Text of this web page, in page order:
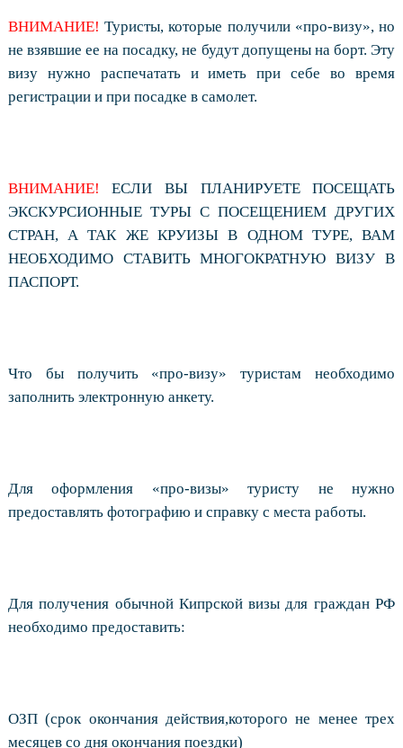
ВНИМАНИЕ! Туристы, которые получили «про-визу», но
не взявшие ее на посадку, не будут допущены на борт. Эту
визу нужно распечатать и иметь при себе во время
регистрации и при посадке в самолет.
ВНИМАНИЕ!
ЕСЛИ ВЫ ПЛАНИРУЕТЕ ПОСЕЩАТЬ
ЭКСКУРСИОННЫЕ ТУРЫ С ПОСЕЩЕНИЕМ ДРУГИХ
СТРАН, А ТАК ЖЕ КРУИЗЫ В ОДНОМ ТУРЕ, ВАМ
НЕОБХОДИМО СТАВИТЬ МНОГОКРАТНУЮ ВИЗУ В
ПАСПОРТ.
Что бы получить «про-визу» туристам необходимо
заполнить электронную анкету.
Для оформления «про-визы» туристу не нужно
предоставлять фотографию и справку с места работы.
Для получения обычной Кипрской визы для граждан РФ
необходимо предоставить:
ОЗП (срок окончания действия,которого не менее трех
месяцев со дня окончания поездки)